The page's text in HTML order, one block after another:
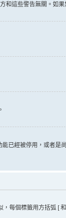
這些警告無關。如
已經被停用，或者
每個標籤用方括弧 [